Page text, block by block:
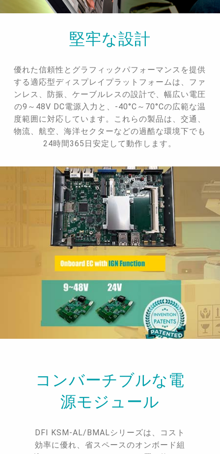
堅牢な設計
優れた信頼性とグラフィックパフォーマンスを提供
する適応型ディスプレイプラットフォームは、ファ
ンレス、防振、ケーブルレスの設計で、幅広い電圧
の9～48V DC電源入力と、-40°C～70°Cの広範な温
度範囲に対応しています。これらの製品は、交通、
物流、航空、海洋セクターなどの過酷な環境下でも
24時間365日安定して動作します。
コンバーチブルな電
源モジュール
DFI KSM-AL/BMALシリーズは、コスト
効率に優れ、省スペースのオンボード組